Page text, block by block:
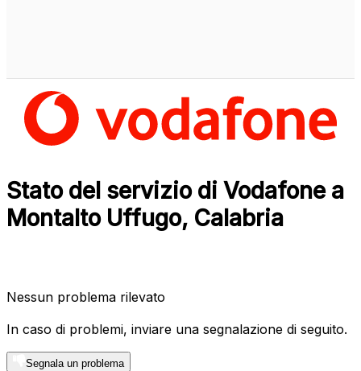
Stato del servizio di Vodafone a
Montalto Uffugo, Calabria
Nessun problema rilevato
In caso di problemi, inviare una segnalazione di seguito.
Segnala un problema